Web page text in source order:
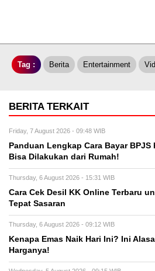
Tag : Berita Entertainment
BERITA TERKAIT
Friday, 7 August 2026 - 09:48 WIB
Panduan Lengkap Cara Bayar
Bisa Dilakukan dari Rumah!
Thursday, 6 August 2026 - 15:31 WIB
Cara Cek Desil KK Online Terbaru
Tepat Sasaran
Thursday, 6 August 2026 - 09:12 WIB
Kenapa Emas Naik Hari Ini? Ini
Harganya!